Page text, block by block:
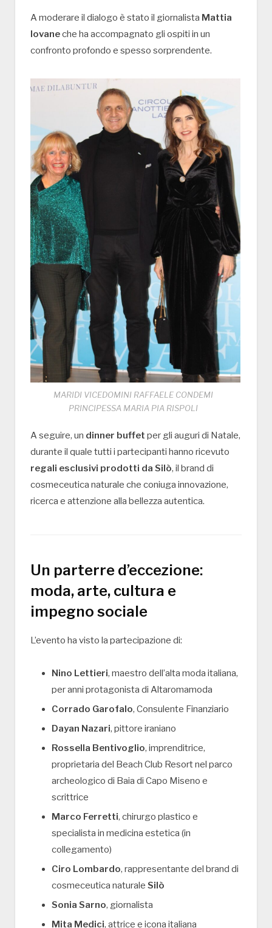
A moderare il dialogo è stato il giornalista Mattia
Iovaneche ha accompagnato gli ospiti in un
confronto profondo e spesso sorprendente.
MARIDI VICEDOMINI RAFFAELE CONDEMI
PRINCIPESSA MARIA PIA RISPOLI
A seguire, un dinner buffet per gli auguri di Natale,
durante il quale tutti i partecipanti hanno ricevuto
regali esclusivi prodotti da Silò, il brand di
cosmeceutica naturale che coniuga innovazione,
ricerca e attenzione alla bellezza autentica.
Un parterre d’eccezione:
moda, arte, cultura e
impegno sociale
L’evento ha visto la partecipazione di:
Nino Lettieri, maestro dell’alta moda italiana,
per anni protagonista di Altaromamoda
Corrado Garofalo, Consulente Finanziario
Dayan Nazari, pittore iraniano
Rossella Bentivoglio, imprenditrice,
proprietaria del Beach Club Resort nel parco
archeologico di Baia di Capo Miseno e
scrittrice
Marco Ferretti, chirurgo plastico e
specialista in medicina estetica (in
collegamento)
Ciro Lombardo, rappresentante del brand di
cosmeceutica naturale Silò
Sonia Sarno, giornalista
Mita Medici, attrice e icona italiana